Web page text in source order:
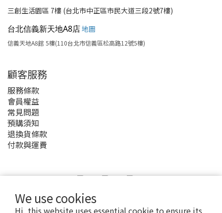
We use cookies
Hi, this website uses essential cookie to ensure its
三創生活園區 7樓 (台北市中正區市民大道三段2號7樓)
台北信義新天地A8店地圖
信義天地A8館 5樓(110台北市信義區松高路12號5樓)
顧客服務
服務條款
會員權益
常見問題
預購須知
退換貨條款
付款與運費